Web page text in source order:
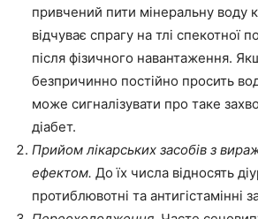
привчений пити мінеральну воду
відчуває спрагу на тлі спекотної
після фізичного навантаження.
безпричинно постійно просить
може сигналізувати про таке
діабет.
Прийом лікарських засобів з
ефектом. До їх числа відносять
протиблювотні та антигістамінні